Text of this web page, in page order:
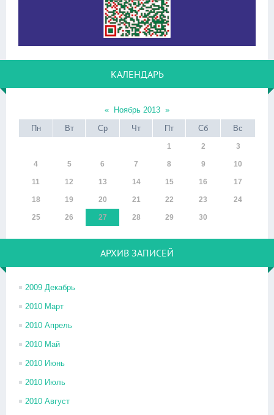
КАЛЕНДАРЬ
« Ноябрь 2013 »
Пн
Вт Ср Чт Пт Сб Вс
1 2 3
4 5 6 7 8 9 10
11 12 13 14 15 16 17
18 19 20 21 22 23 24
25 26 27 28 29 30
АРХИВ ЗАПИСЕЙ
2009 Декабрь
2010 Март
2010 Апрель
2010 Май
2010 Июнь
2010 Июль
2010 Август